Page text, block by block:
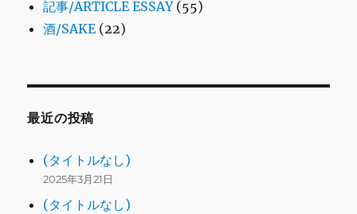
記事/ARTICLE ESSAY(55)
酒/SAKE (22)
最近の投稿
(タイトルなし)
2025年3月21日
(タイトルなし)